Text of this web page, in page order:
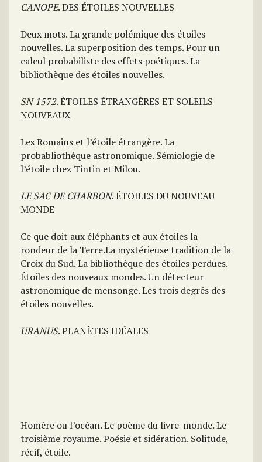
CANOPE. DES ÉTOILES NOUVELLES
Deux mots. La grande polémique des étoiles
nouvelles. La superposition des temps. Pour un
calcul probabiliste des effets poétiques. La
bibliothèque des étoiles nouvelles.
SN 1572. ÉTOILES ÉTRANGÈRES ET SOLEILS
NOUVEAUX
Les Romains et l’étoile étrangère. La
probabliothèque astronomique. Sémiologie de
l’étoile chez Tintin et Milou.
LE SAC DE CHARBON. ÉTOILES DU NOUVEAU
MONDE
Ce que doit aux éléphants et aux étoiles la
rondeur de la Terre.La mystérieuse tradition de la
Croix du Sud. La bibliothèque des étoiles perdues.
Étoiles des nouveaux mondes. Un détecteur
astronomique de mensonge. Les trois degrés des
étoiles nouvelles.
URANUS. PLANÈTES IDÉALES
Homère ou l’océan. Le poème du livre-monde. Le
troisième royaume. Poésie et sidération. Solitude,
récif, étoile.